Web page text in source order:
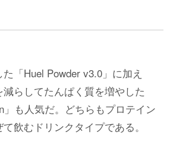
「Huel Powder v3.0」に加え
らしてたんぱく質を増やした
」も人気だ。どちらもプロテイン
飲むドリンクタイプである。